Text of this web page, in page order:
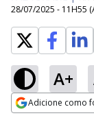
28/07/2025 - 11H55
A+
Adicione como